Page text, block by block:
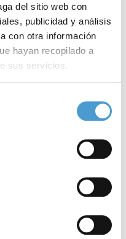
del sitio web con
publicidad y análisis
con otra información
hayan recopilado a
sus servicios.
disco en...